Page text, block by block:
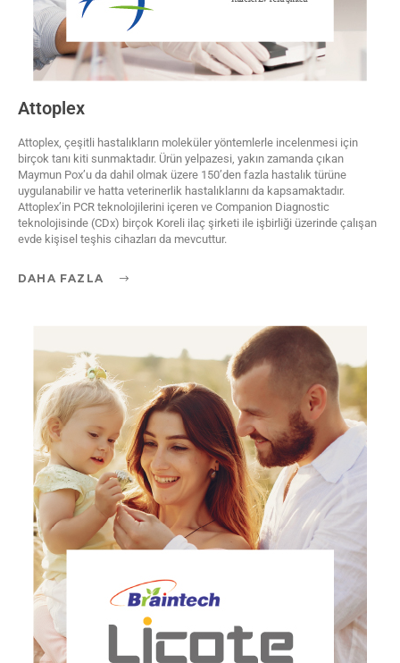
Attoplex
Attoplex, çeşitli hastalıkların moleküler yöntemlerle incelenmesi için
birçok tanı kiti sunmaktadır. Ürün yelpazesi, yakın zamanda çıkan
Maymun Pox’u da dahil olmak üzere 150’den fazla hastalık türüne
uygulanabilir ve hatta veterinerlik hastalıklarını da kapsamaktadır.
Attoplex’in PCR teknolojilerini içeren ve Companion Diagnostic
teknolojisinde (CDx) birçok Koreli ilaç şirketi ile işbirliği üzerinde çalışan
evde kişisel teşhis cihazları da mevcuttur.
DAHA FAZLA